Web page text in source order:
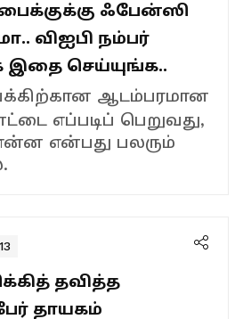
ஃபேன்ஸி
விஐபி நம்பர்
இதை செய்யுங்க..
ஆடம்பரமான
எப்படிப் பெறுவது,
என்பது பலரும்
தவித்த
தாயகம்